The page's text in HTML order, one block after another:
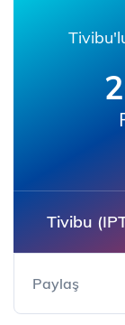
Tivibu
Paylaş